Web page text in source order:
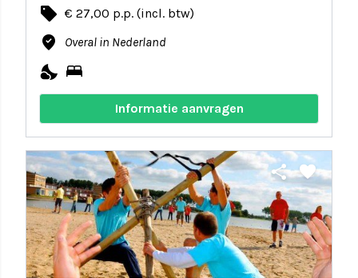
local_offer € 27,00 p.p. (incl. btw)
where_to_vote Overal in Nederland
nights_stay bed
Informatie aanvragen
share favorite